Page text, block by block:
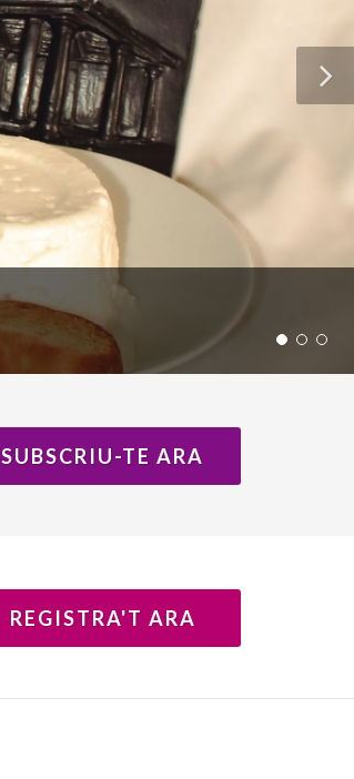
SUBSCRIU-TE ARA
REGISTRA'T ARA